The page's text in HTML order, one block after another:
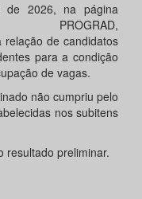
2026, na página
relação de candidatos
para a condição
de vagas.
não cumpriu pelo
nos subitens
resultado preliminar.